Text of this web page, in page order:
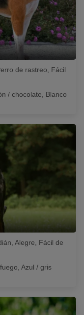
de rastreo, Fácil
/ chocolate, Blanco
Alegre, Fácil de
Azul / gris